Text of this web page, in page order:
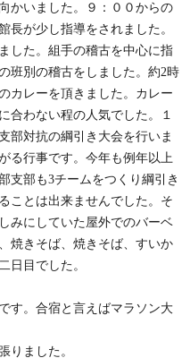
かいました。９：００からの
長が少し指導をされました。
した。組手の稽古を中心に指
班別の稽古をしました。約2時
カレーを頂きました。カレー
合わない程の人気でした。１
部対抗の綱引き大会を行いま
る行事です。今年も例年以上
支部も3チームをつくり綱引き
ことは出来ませんでした。そ
みにしていた屋外でのバーベ
焼きそば、焼きそば、すいか
日目でした。
す。合宿と言えばマラソン大
りました。